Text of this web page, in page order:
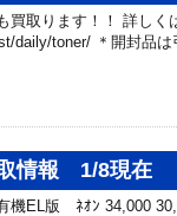
取ります！！ 詳しく
daily/toner/ ＊開封品
情報 1/8現在
機EL版 ﾈｵﾝ 34,000